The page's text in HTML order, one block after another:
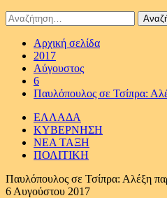
Αναζήτηση
για:
Αρχική σελίδα
2017
Αύγουστος
6
Παυλόπουλος σε Τσίπρα:
ΕΛΛΑΔΑ
ΚΥΒΕΡΝΗΣΗ
ΝΕΑ ΤΑΞΗ
ΠΟΛΙΤΙΚΗ
Παυλόπουλος σε Τσίπρα: Αλέξη
6 Αυγούστου 2017